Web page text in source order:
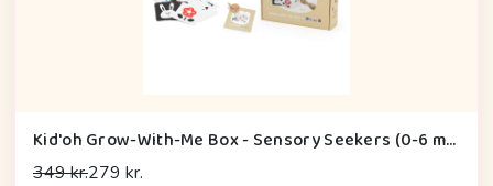
Kid'oh Grow-With-Me Box - Sensory Seekers (0-6 mdr.)
349 kr.279 kr.